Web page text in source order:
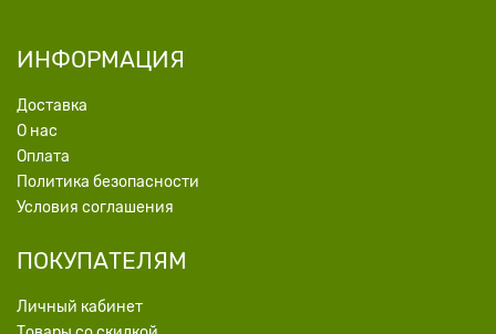
ИНФОРМАЦИЯ
Доставка
О нас
Оплата
Политика безопасности
Условия соглашения
ПОКУПАТЕЛЯМ
Личный кабинет